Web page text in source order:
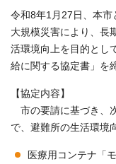
令和8年1月27日、本市
大規模災害により、長
活環境向上を目的とし
給に関する協定書」を
【協定内容】
市の要請に基づき、
で、避難所の生活環境
医療用コンテナ「